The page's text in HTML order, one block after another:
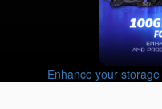
Enhance your